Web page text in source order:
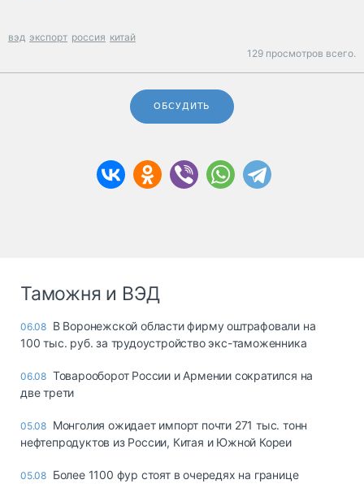
вэд экспорт россия китай
129 просмотров всего.
ОБСУДИТЬ
Таможня и ВЭД
06.08 В Воронежской области фирму оштрафовали на
100 тыс. руб. за трудоустройство экс-таможенника
06.08 Товарооборот России и Армении сократился на
две трети
05.08 Монголия ожидает импорт почти 271 тыс. тонн
нефтепродуктов из России, Китая и Южной Кореи
05.08 Более 1100 фур стоят в очередях на границе